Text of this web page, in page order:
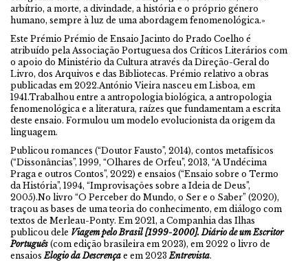
arbítrio, a morte, a divindade, a história e o próprio género
humano, sempre à luz de uma abordagem fenomenológica.»
Este Prémio Prémio de Ensaio Jacinto do Prado Coelho é
atribuído pela Associação Portuguesa dos Críticos Literários com
o apoio do Ministério da Cultura através da Direção-Geral do
Livro, dos Arquivos e das Bibliotecas. Prémio relativo a obras
publicadas em 2022.António Vieira nasceu em Lisboa, em
1941.Trabalhou entre a antropologia biológica, a antropologia
fenomenológica e a literatura, raízes que fundamentam a escrita
deste ensaio. Formulou um modelo evolucionista da origem da
linguagem.
Publicou romances (“Doutor Fausto”, 2014), contos metafísicos
(“Dissonâncias”, 1999, “Olhares de Orfeu”, 2013, “A Undécima
Praga e outros Contos”, 2022) e ensaios (“Ensaio sobre o Termo
da História”, 1994, “Improvisações sobre a Ideia de Deus”,
2005).No livro “O Perceber do Mundo, o Ser e o Saber” (2020),
traçou as bases de uma teoria do conhecimento, em diálogo com
textos de Merleau-Ponty. Em 2021, a Companhia das Ilhas
publicou dele Viagem pelo Brasil [1999-2000]. Diário de um Escritor
Português (com edição brasileira em 2023), em 2022 o livro de
ensaiosElogio da Descrença e em 2023Entrevista.